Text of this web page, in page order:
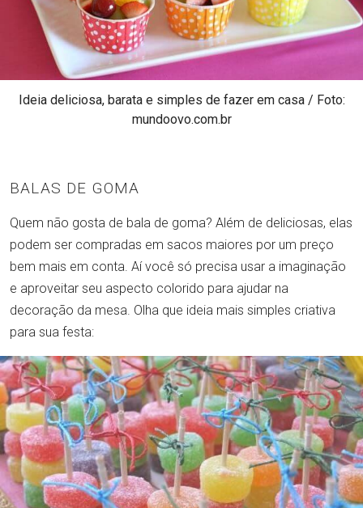
Ideia deliciosa, barata e simples de fazer em casa / Foto:
mundoovo.com.br
BALAS DE GOMA
Quem não gosta de bala de goma? Além de deliciosas, elas
podem ser compradas em sacos maiores por um preço
bem mais em conta. Aí você só precisa usar a imaginação
e aproveitar seu aspecto colorido para ajudar na
decoração da mesa. Olha que ideia mais simples criativa
para sua festa: